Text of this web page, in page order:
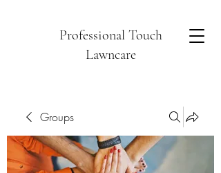
Professional Touch
Lawncare
Groups